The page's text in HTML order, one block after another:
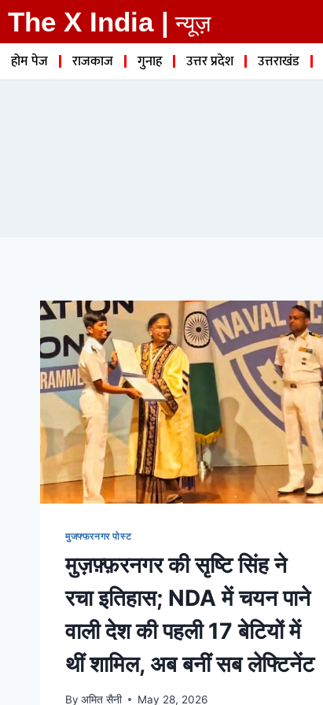
The X India | न्यूज़
होम पेज राजकाज गुनाह उत्तर प्रदेश उत्तराखंड
मुजफ्फरनगर पोस्ट
मुज़फ़्फ़रनगर की सृष्टि सिंह ने
रचा इतिहास; NDA में चयन पाने
वाली देश की पहली 17 बेटियों में
थीं शामिल, अब बनीं सब लेफ्टिनेंट
By अमित सैनी May 28, 2026